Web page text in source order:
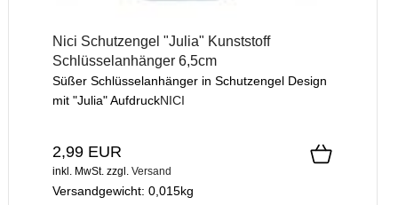
Nici Schutzengel "Julia" Kunststoff
Schlüsselanhänger 6,5cm
Süßer Schlüsselanhänger in Schutzengel Design
mit "Julia" AufdruckNICI
2,99 EUR
inkl. MwSt. zzgl. Versand
Versandgewicht: 0,015kg